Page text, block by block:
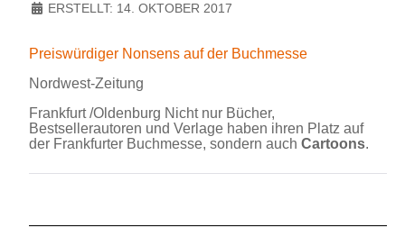
ERSTELLT: 14. OKTOBER 2017
Preiswürdiger Nonsens auf der Buchmesse
Nordwest-Zeitung
Frankfurt /Oldenburg Nicht nur Bücher,
Bestsellerautoren und Verlage haben ihren Platz auf
der Frankfurter Buchmesse, sondern auch Cartoons.